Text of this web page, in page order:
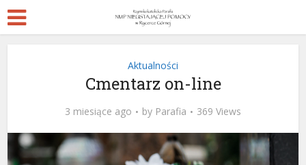
Aktualności
Cmentarz on-line
3 miesiące ago by Parafia 369 Views